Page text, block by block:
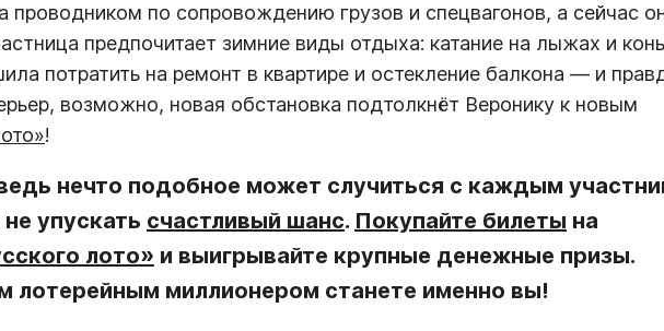
проводником по сопровождению грузов и спецвагонов, а сейчас
предпочитает зимние виды отдыха: катание на лыжах и
потратить на ремонт в квартире и остекление балкона — и
возможно, новая обстановка подтолкнёт Веронику к новым
!
нечто подобное может случиться с каждым
упускать счастливый шанс. Покупайте билеты на
лото» и выигрывайте крупные денежные призы.
лотерейным миллионером станете именно вы!